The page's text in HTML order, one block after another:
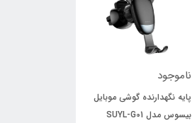
ناموجود
پایه نگهدارنده گوشی موبایل
بیسوس مدل SUYL-G01